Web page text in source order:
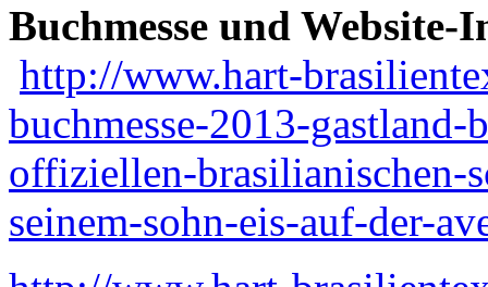
Buchmesse und
http://www.hart-
buchmesse-2013-
offiziellen-brasilianischen-
seinem-sohn-eis-auf-der-